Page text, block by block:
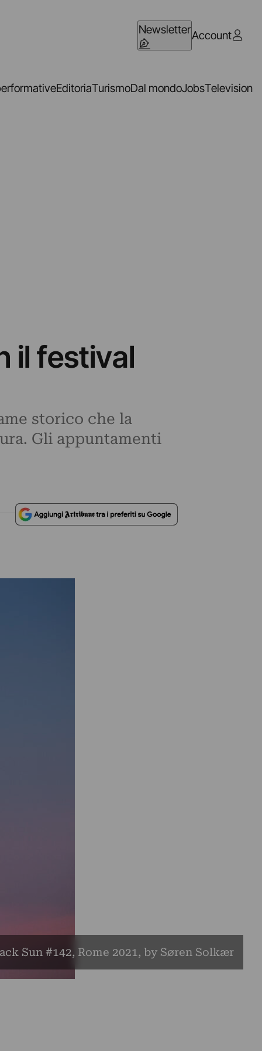
NewsletterAccount
EditoriaTurismoDal mondoJobsTelevision
il festival
storico che la
Gli appuntamenti
Sun #142, Rome 2021, by Søren Solkær